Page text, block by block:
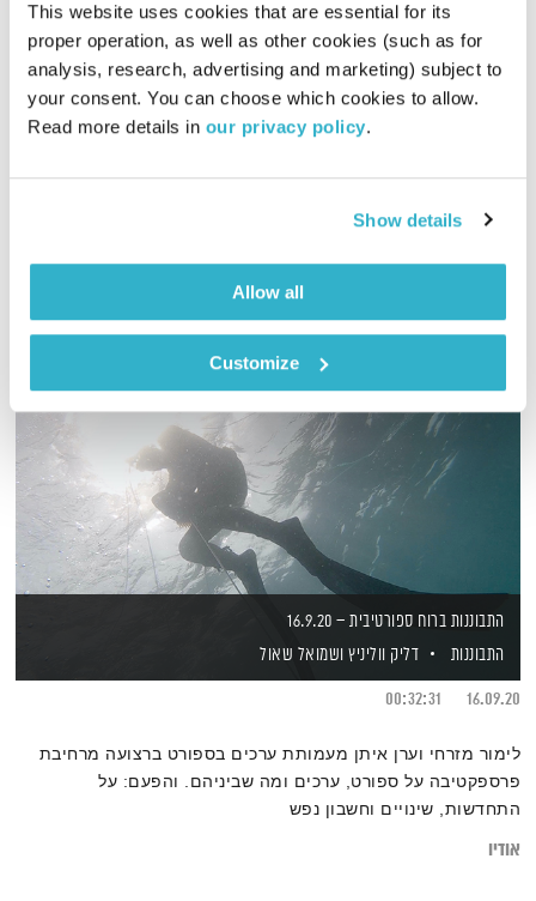
This website uses cookies that are essential for its
proper operation, as well as other cookies (such as for
analysis, research, advertising and marketing) subject to
your consent. You can choose which cookies to allow.
Read more details in our privacy policy.
Show details
Allow all
Customize
מנועים קדימה
גלית גורא-עיני
01.06.21
01:00:07
כל יום בדרך הביתה – שעה של מוזיקה מעולה בעריכתה ובהגשתה
התבוננות ברוח ספורטיבית – 16.9.20
התבוננות
דליק ווליניץ ושמואל שאול
16.09.20
00:32:31
לימור מזרחי וערן איתן מעמותת ערכים בספורט ברצועה מרחיבת
פרספקטיבה על ספורט, ערכים ומה שביניהם. והפעם: על
התחדשות, שינויים וחשבון נפש
אודיו